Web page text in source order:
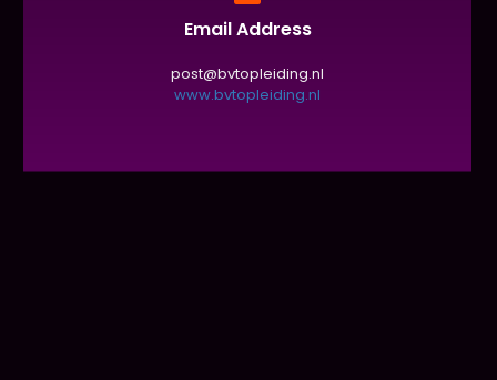
Email Address
post@bvtopleiding.nl
www.bvtopleiding.nl